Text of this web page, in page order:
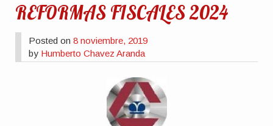
REFORMAS FISCALES 2024
Posted on8 noviembre, 2019
by Humberto Chavez Aranda